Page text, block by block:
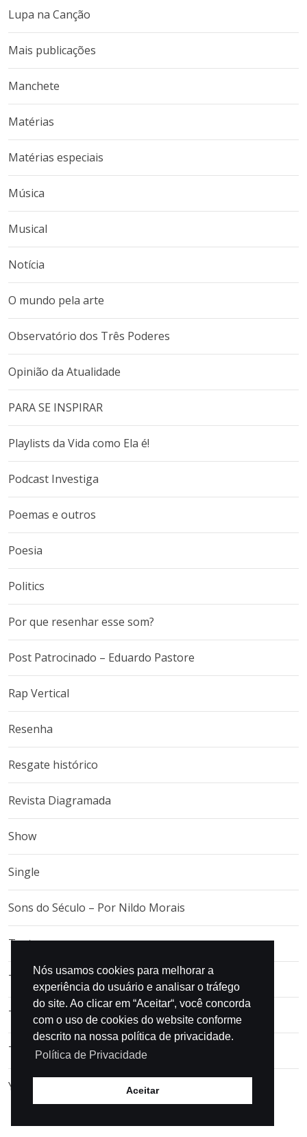
Lupa na Canção
Mais publicações
Manchete
Matérias
Matérias especiais
Música
Musical
Notícia
O mundo pela arte
Observatório dos Três Poderes
Opinião da Atualidade
PARA SE INSPIRAR
Playlists da Vida como Ela é!
Podcast Investiga
Poemas e outros
Poesia
Politics
Por que resenhar esse som?
Post Patrocinado – Eduardo Pastore
Rap Vertical
Resenha
Resgate histórico
Revista Diagramada
Show
Single
Sons do Século – Por Nildo Morais
Teatro
Traçando o perfil
Tributo
TV
Youtube e Spotify
Nós usamos cookies para melhorar a
experiência do usuário e analisar o tráfego
do site. Ao clicar em “Aceitar“, você concorda
com o uso de cookies do website conforme
descrito na nossa política de privacidade.
Política de Privacidade
Aceitar